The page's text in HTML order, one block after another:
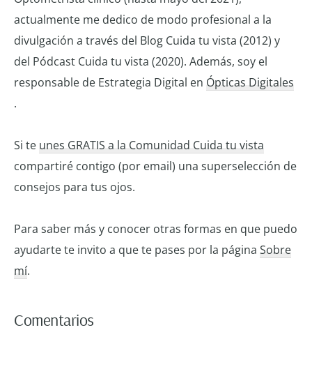
actualmente me dedico de modo profesional a la
divulgación a través del Blog Cuida tu vista (2012) y
del Pódcast Cuida tu vista (2020). Además, soy el
responsable de Estrategia Digital en Ópticas Digitales
.
Si te unes GRATIS a la Comunidad Cuida tu vista
compartiré contigo (por email) una superselección de
consejos para tus ojos.
Para saber más y conocer otras formas en que puedo
ayudarte te invito a que te pases por la página Sobre
mí.
Interacciones
Comentarios